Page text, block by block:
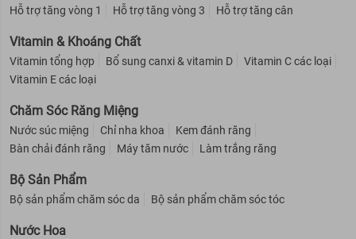
Hỗ trợ tăng vòng 1
Hỗ trợ tăng vòng 3 Hỗ trợ tăng cân
Vitamin & Khoáng Chất
Vitamin tổng hợp Bổ sung canxi & vitamin D
Vitamin C các loại
Vitamin E các loại
Chăm Sóc Răng Miệng
Nước súc miệng Chỉ nha khoa
Kem đánh răng
Bàn chải đánh răng
Máy tăm nước Làm trắng răng
Bộ Sản Phẩm
Bộ sản phẩm chăm sóc da Bộ sản phẩm chăm sóc tóc
Nước Hoa